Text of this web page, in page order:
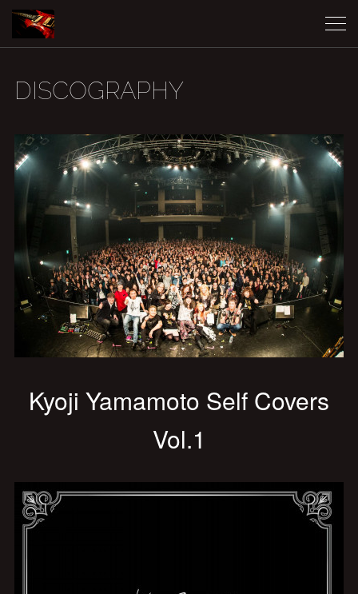
DISCOGRAPHY
Kyoji Yamamoto Self Covers
Vol.1